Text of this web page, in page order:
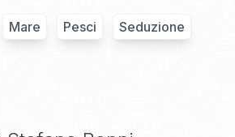
Mare Pesci Seduzione